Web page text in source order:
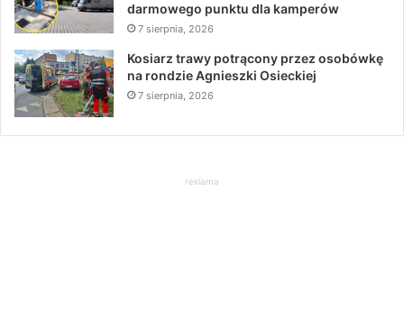
darmowego punktu dla kamperów
7 sierpnia, 2026
Kosiarz trawy potrącony przez osobówkę
na rondzie Agnieszki Osieckiej
7 sierpnia, 2026
reklama